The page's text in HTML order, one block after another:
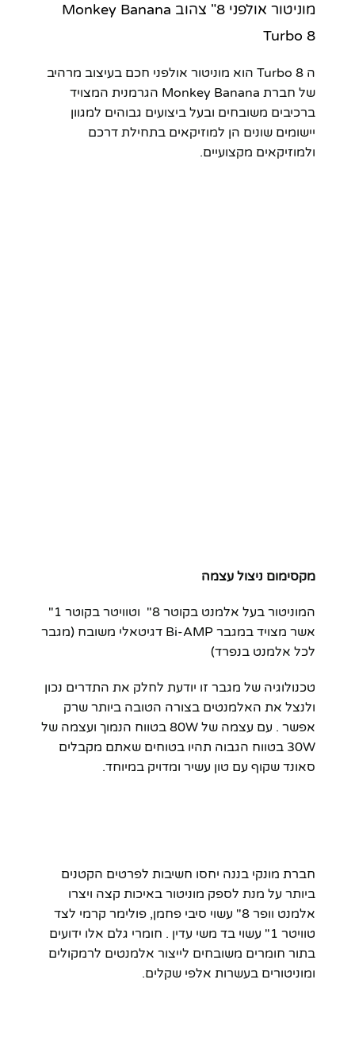
מוניטור אולפני 8" צהוב Monkey Banana
Turbo 8
ה Turbo 8 הוא מוניטור אולפני חכם בעיצוב מרהיב
של חברת Monkey Banana הגרמנית המצויד
ברכיבים משובחים ובעל ביצועים גבוהים למגוון
יישומים שונים הן למוזיקאים בתחילת דרכם
ולמוזיקאים מקצועיים.
מקסימום ניצול עצמה
המוניטור בעל אלמנט בקוטר 8" וטוויטר בקוטר 1"
אשר מצויד במגבר Bi-AMP דגיטאלי משובח (מגבר
לכל אלמנט בנפרד)
טכנולוגיה של מגבר זו יודעת לחלק את התדרים נכון
ולנצל את האלמנטים בצורה הטובה ביותר שרק
אפשר . עם עצמה של 80W בטווח הנמוך ועצמה של
30W בטווח הגבוה תהיו בטוחים שאתם מקבלים
סאונד שקוף עם טון עשיר ומדויק במיוחד.
חברת מונקי בננה יחסו חשיבות לפרטים הקטנים
ביותר על מנת לספק מוניטור באיכות קצה ויצרו
אלמנט וופר 8" עשוי סיבי פחמן, פולימר קרמי לצד
טוויטר 1" עשוי בד משי עדין . חומרי גלם אלו ידועים
בתור חומרים משובחים לייצור אלמנטים לרמקולים
ומוניטורים בעשרות אלפי שקלים.